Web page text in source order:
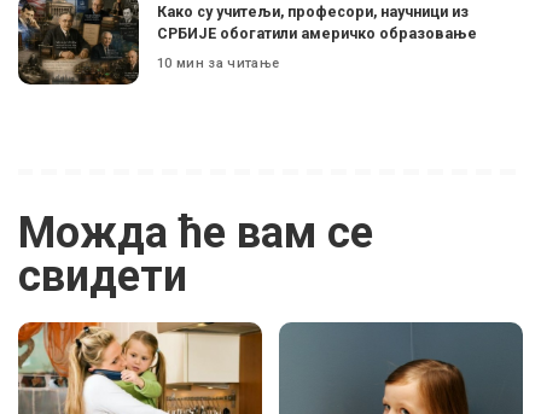
Како су учитељи, професори, научници из
СРБИЈЕ обогатили америчко образовање
10 мин за читање
Можда ће вам се
свидети